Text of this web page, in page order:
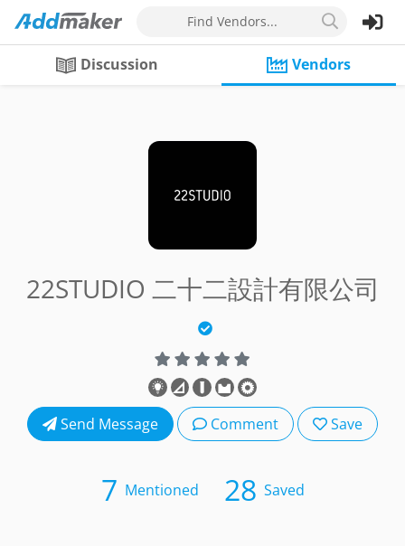
Find Vendors...
Discussion Vendors
22STUDIO 二十二設計有限公司
Send Message Comment Save
7 Mentioned 28 Saved